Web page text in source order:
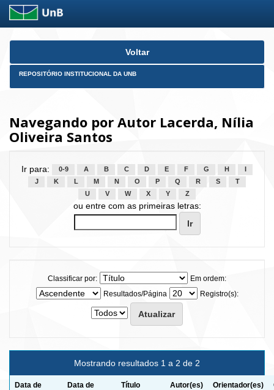
Skip
Voltar
REPOSITÓRIO INSTITUCIONAL DA UNB
Navegando por Autor Lacerda, Nília
Oliveira Santos
Ir para: 0-9 A B C D E F G H
J
K L M N O P Q R S
T
U
V W X Y Z
ou entre com as primeiras letras:
Classificar por:
Em ordem:
Resultados/Página
Registro(s):
Mostrando resultados 1 a 2 de 2
Data de
Data de
Título Autor(es) Orientador(es)